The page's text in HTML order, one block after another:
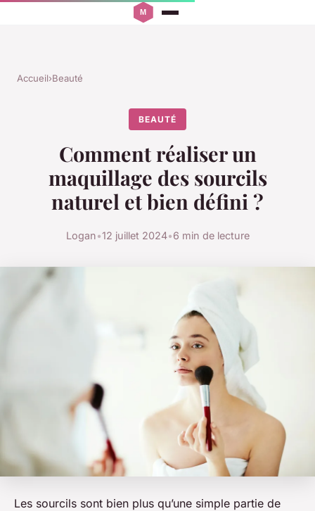
Accueil›Beauté
BEAUTÉ
Comment réaliser un
maquillage des sourcils
naturel et bien défini ?
Logan•12 juillet 2024•6 min de lecture
Les sourcils sont bien plus qu’une simple partie de